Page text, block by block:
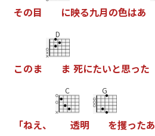
その目 に映る九月の色はあ
このま
D
ま 死にたいと思った
「ねえ、
C
透明
G
を攫ったあ